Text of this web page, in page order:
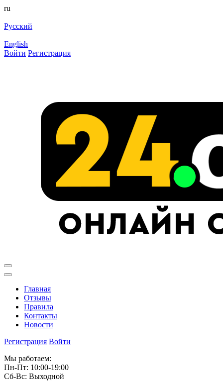
ru
Русский
English
Войти Регистрация
Главная
Отзывы
Правила
Контакты
Новости
Регистрация Войти
Мы работаем:
Пн-Пт: 10:00-19:00
Сб-Вс: Выходной